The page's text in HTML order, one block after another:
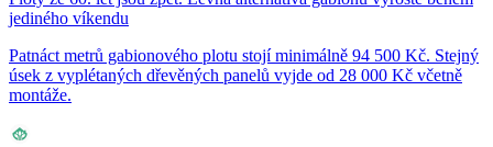
jediného víkendu
Patnáct metrů gabionového plotu stojí minimálně 94 500 Kč. Stejný
úsek z vyplétaných dřevěných panelů vyjde od 28 000 Kč včetně
montáže.